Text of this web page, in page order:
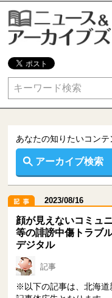
あなたの知りたいコン
アーカイブ検索
2023/08/16
顔が見えないコミュ
等の誹謗中傷トラブ
デジタル
記事
※以下の記事は、北海道
あなたの知りたいコンテ
ＤＶ
犯罪被害